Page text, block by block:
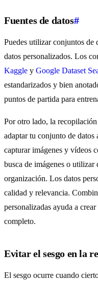
Fuentes de datos#
Puedes utilizar conjuntos de
datos personalizados. Los
Kaggle y Google Dataset
estandarizados y bien
puntos de partida para
Por otro lado, la
adaptar tu conjunto de datos
capturar imágenes y vídeos
busca de imágenes o utilizar
organización. Los datos
calidad y relevancia.
personalizadas ayuda a
completo.
Evitar el sesgo en la
El sesgo ocurre cuando